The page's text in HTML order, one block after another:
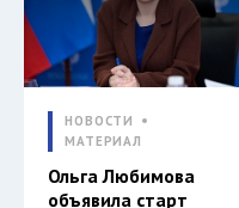
НОВОСТИ
МАТЕРИАЛ
Ольга Любимова
объявила старт